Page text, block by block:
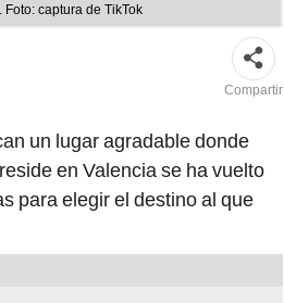
captura de TikTok
Compartir
un lugar agradable donde
en Valencia se ha vuelto
para elegir el destino al que